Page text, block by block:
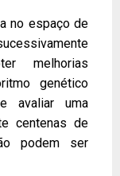
no espaço de
melhorias
genético
avaliar uma
centenas de
podem ser